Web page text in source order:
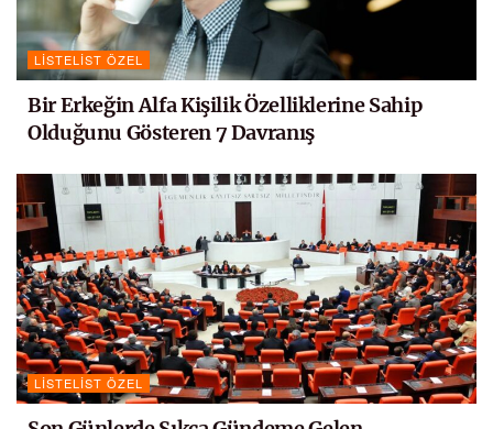
LISTELIST ÖZEL
Bir Erkeğin Alfa Kişilik Özelliklerine Sahip
Olduğunu Gösteren 7 Davranış
LISTELIST ÖZEL